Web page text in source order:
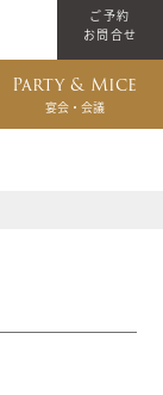
Party & Mice
宴会・会議
ご予約
お問合せ